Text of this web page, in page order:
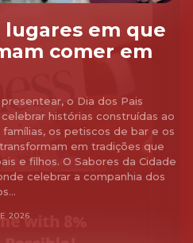
lugares em que
comer em
o Dia dos Pais
histórias construídas ao
os petiscos de bar e os
em tradições que
da Cidade
celebrar a companhia dos
2026